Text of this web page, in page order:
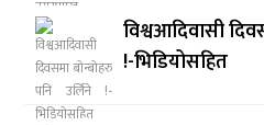
विश्वआदिवासी
!-भिडियोसहित